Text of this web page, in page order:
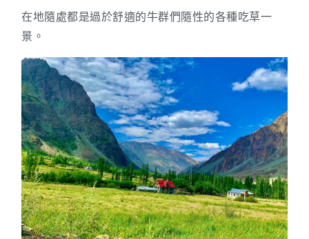
在地隨處都是過於舒適的牛群們隨性的各種吃草一
景。